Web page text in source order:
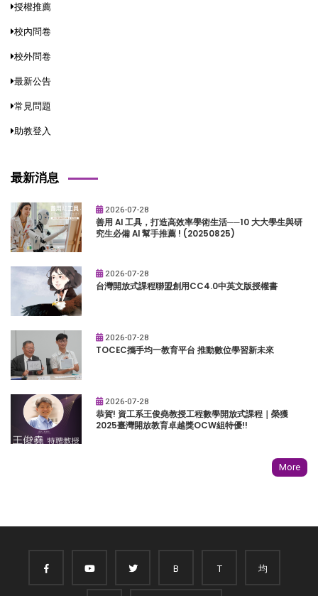
授權推薦
校內問卷
校外問卷
最新公告
常見問題
助教登入
最新消息
2026-07-28
善用 AI 工具，打造高效率學術生活──10 大大學生與研
究生必備 AI 幫手推薦 ! (20250825)
2026-07-28
台灣開放式課程聯盟創用CC4.0中英文版授權書
2026-07-28
TOCEC攜手均一教育平台 推動數位學習新未來
2026-07-28
恭賀! 資工系王俊堯教授工程數學開放式課程｜榮獲
2025臺灣開放教育卓越獎OCW組特優!!
More
B T 均